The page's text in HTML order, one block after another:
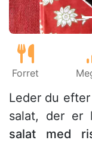
Forret
Leder du
salat, der er
salat med